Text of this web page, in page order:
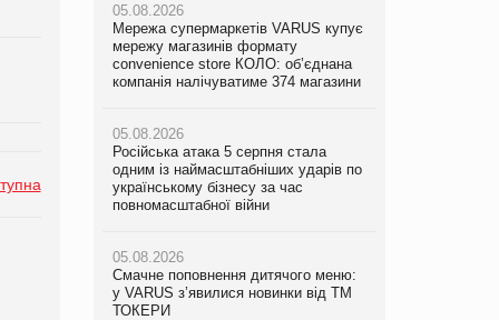
05.08.2026
Мережа супермаркетів VARUS купує
мережу магазинів формату
convenience store КОЛО: об’єднана
компанія налічуватиме 374 магазини
05.08.2026
Російська атака 5 серпня стала
одним із наймасштабніших ударів по
українському бізнесу за час
повномасштабної війни
05.08.2026
Смачне поповнення дитячого меню:
у VARUS з’явилися новинки від ТМ
ТОКЕРИ
05.08.2026
Мережа супермаркетів VARUS купує
мережу магазинів формату
convenience store КОЛО: об’єднана
компанія налічуватиме 374 магазини
05.08.2026
Російська атака 5 серпня стала
одним із наймасштабніших ударів по
українському бізнесу за час
повномасштабної війни
05.08.2026
Смачне поповнення дитячого меню:
у VARUS з’явилися новинки від ТМ
ТОКЕРИ
05.08.2026
Adidas витратила понад $1 млрд на
маркетинг за квартал
рекламі екологічних продуктів
05.08.2026
AstraZeneca обговорює найбільшу